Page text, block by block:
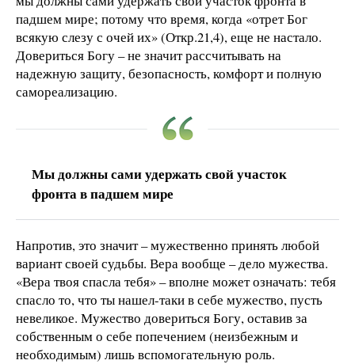
падшем мире; потому что время, когда «отрет Бог
всякую слезу с очей их» (Откр.21,4), еще не настало.
Довериться Богу – не значит рассчитывать на
надежную защиту, безопасность, комфорт и полную
самореализацию.
Мы должны сами удержать свой участок
фронта в падшем мире
Напротив, это значит – мужественно принять любой
вариант своей судьбы. Вера вообще – дело мужества.
«Вера твоя спасла тебя» – вполне может означать: тебя
спасло то, что ты нашел-таки в себе мужество, пусть
невеликое. Мужество довериться Богу, оставив за
собственным о себе попечением (неизбежным и
необходимым) лишь вспомогательную роль.